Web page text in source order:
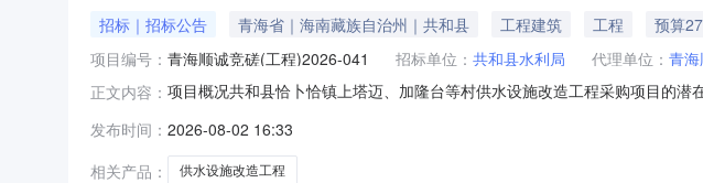
招标｜招标公告 青海省｜海南藏族自治州｜共和县 工程建筑 工程 预算
项目编号： 青海顺诚竞磋(工程)2026-041 招标单位： 共和县水利局 代理单位： 青
正文内容： 项目概况共和县恰卜恰镇上塔迈、加隆台等村供水设施改造工程采购项目的
2797810.02最高限价（元）：2797810.02采购需求：标项名称：共和县恰卜
述
发布时间： 2026-08-02 16:33
相关产品：
供水设施改造工程